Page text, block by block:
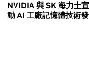
NVIDIA 與 SK 海力士
動 AI 工廠記憶體技術